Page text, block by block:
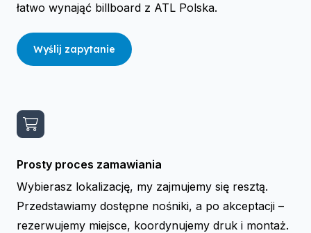
łatwo wynająć billboard z ATL Polska.
Wyślij zapytanie
Prosty proces zamawiania
Wybierasz lokalizację, my zajmujemy się resztą.
Przedstawiamy dostępne nośniki, a po akceptacji –
rezerwujemy miejsce, koordynujemy druk i montaż.